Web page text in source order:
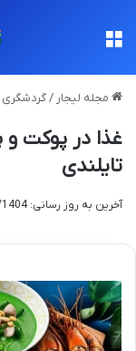
مجله لیجار /گردشگری
غذا در پوکت و
تایلندی
آخرین به روز رسانی: 19/05/1404